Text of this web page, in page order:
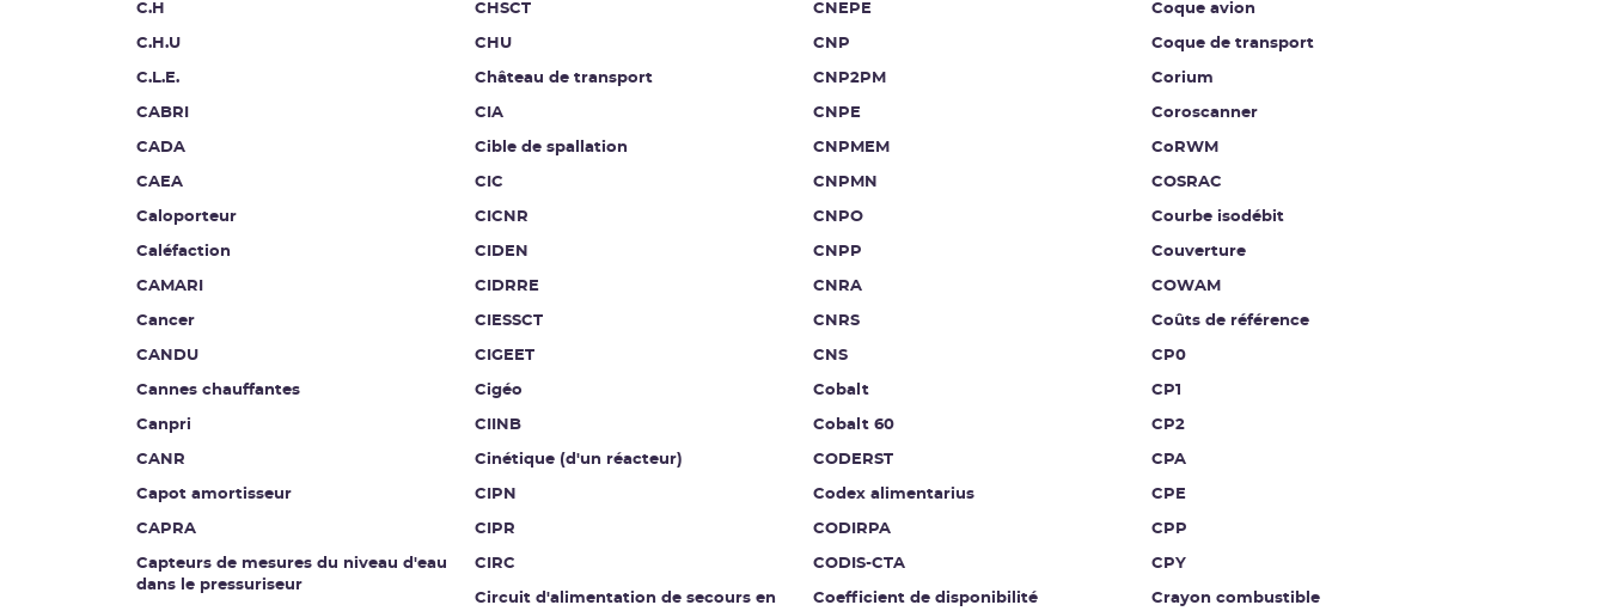
C.H
C.H.U
C.L.E.
CABRI
CADA
CAEA
Caloporteur
Caléfaction
CAMARI
Cancer
CANDU
Cannes chauffantes
Canpri
CANR
Capot amortisseur
CAPRA
Capteurs de mesures du niveau d'eau
dans le pressuriseur
CHSCT
CHU
Château de transport
CIA
Cible de spallation
CIC
CICNR
CIDEN
CIDRRE
CIESSCT
CIGEET
Cigéo
CIINB
Cinétique (d'un réacteur)
CIPN
CIPR
CIRC
Circuit d'alimentation de secours en
CNEPE
CNP
CNP2PM
CNPE
CNPMEM
CNPMN
CNPO
CNPP
CNRA
CNRS
CNS
Cobalt
Cobalt 60
CODERST
Codex alimentarius
CODIRPA
CODIS-CTA
Coefficient de disponibilité
Coque avion
Coque de transport
Corium
Coroscanner
CoRWM
COSRAC
Courbe isodébit
Couverture
COWAM
Coûts de référence
CP0
CP1
CP2
CPA
CPE
CPP
CPY
Crayon combustible